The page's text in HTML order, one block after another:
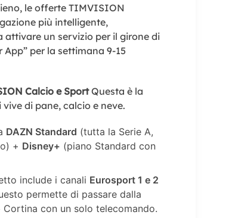
le offerte TIMVISION
più intelligente,
attivare un servizio per il girone di
per la settimana 9-15
Calcio e SportQuesta è la
di pane, calcio e neve.
DAZN Standard (tutta la Serie A,
+ Disney+ (piano Standard con
include i canali Eurosport 1 e 2
permette di passare dalla
con un solo telecomando.